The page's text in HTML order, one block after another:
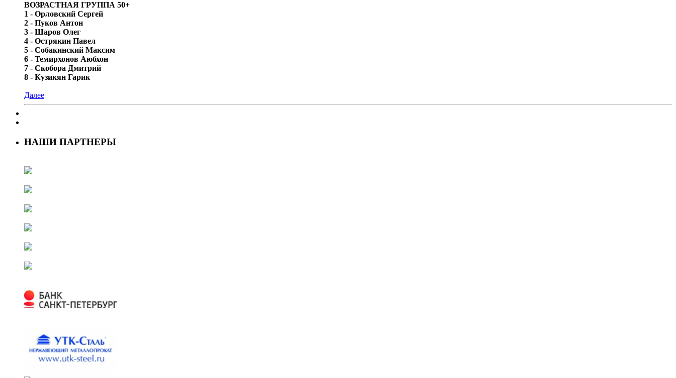
ВОЗРАСТНАЯ ГРУППА 50+
1 - Орловский Сергей
2 - Пуков Антон
3 - Шаров Олег
4 - Острякин Павел
5 - Собакинский Максим
6 - Темирхонов Аюбхон
7 - Скобора Дмитрий
8 - Кузикян Гарик
Далее
НАШИ ПАРТНЕРЫ